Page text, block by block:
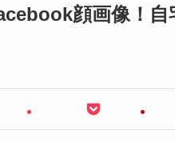
顔画像！自